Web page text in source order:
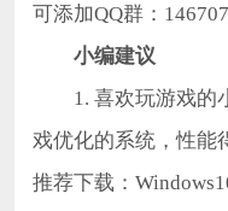
可添加QQ群：
小编建议
1. 喜欢玩游戏的
戏优化的系统，性能
推荐下载：